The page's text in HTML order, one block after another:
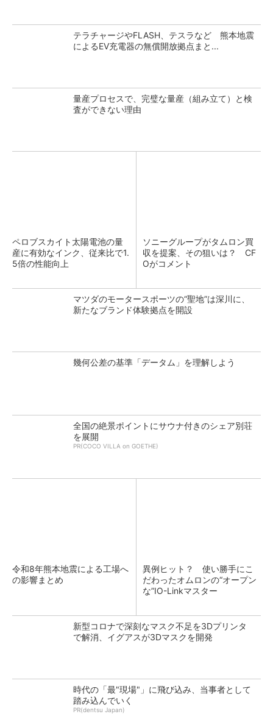
テラチャージやFLASH、テスラなど 熊本地震
によるEV充電器の無償開放拠点まと...
量産プロセスで、完璧な量産（組み立て）と検
査ができない理由
ペロブスカイト太陽電池の量
産に有効なインク、従来比で1.
5倍の性能向上
ソニーグループがタムロン買
収を提案、その狙いは？ CF
Oがコメント
マツダのモータースポーツの“聖地”は深川に、
新たなブランド体験拠点を開設
幾何公差の基準「データム」を理解しよう
全国の絶景ポイントにサウナ付きのシェア別荘
を展開
PR(COCO VILLA on GOETHE)
令和8年熊本地震による工場へ
の影響まとめ
異例ヒット？ 使い勝手にこ
だわったオムロンの“オープン
な”IO-Linkマスター
新型コロナで深刻なマスク不足を3Dプリンタ
で解消、イグアスが3Dマスクを開発
時代の「最"現場"」に飛び込み、当事者として
踏み込んでいく
PR(dentsu Japan)